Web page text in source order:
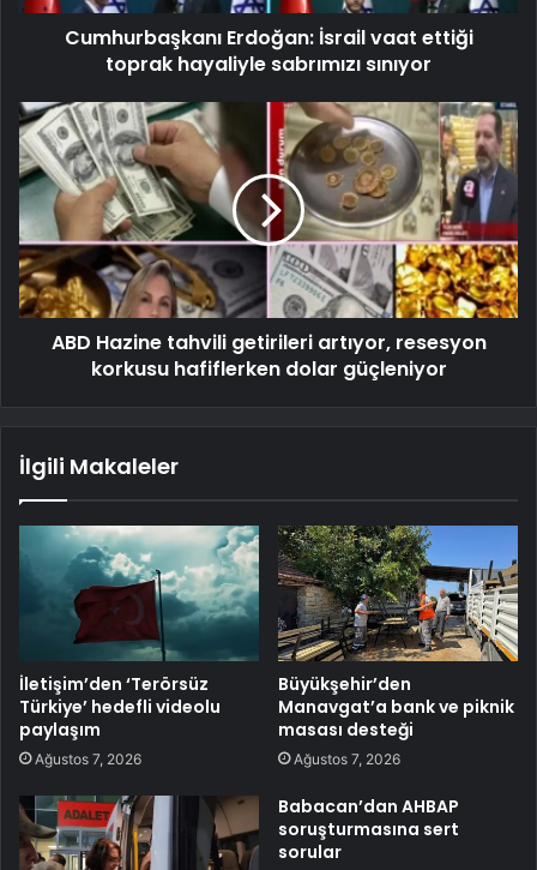
Cumhurbaşkanı Erdoğan: İsrail vaat ettiği
toprak hayaliyle sabrımızı sınıyor
ABD Hazine tahvili getirileri artıyor, resesyon
korkusu hafiflerken dolar güçleniyor
İlgili Makaleler
İletişim’den ‘Terörsüz
Türkiye’ hedefli videolu
paylaşım
Ağustos 7, 2026
Büyükşehir’den
Manavgat’a bank ve piknik
masası desteği
Ağustos 7, 2026
Babacan’dan AHBAP
soruşturmasına sert
sorular